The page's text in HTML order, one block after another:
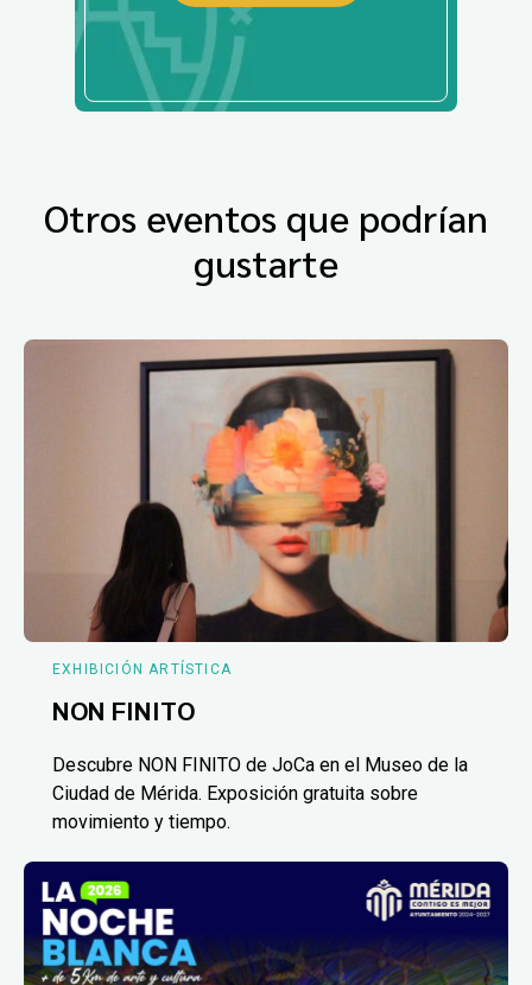
Otros eventos que podrían
gustarte
EXHIBICIÓN ARTÍSTICA
NON FINITO
Descubre NON FINITO de JoCa en el Museo de la
Ciudad de Mérida. Exposición gratuita sobre
movimiento y tiempo.